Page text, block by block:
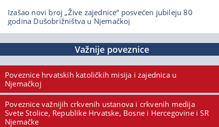
Izašao novi broj „Žive zajednice“ posvećen jubileju 80
godina Dušobrižništva u Njemačkoj
Važnije poveznice
Poveznice hrvatskih katoličkih misija i zajednica u
Njemačkoj
Poveznice važnijih crkvenih ustanova i crkvenih medija
Svete Stolice, Republike Hrvatske, Bosne i Hercegovine i SR
Njemačke